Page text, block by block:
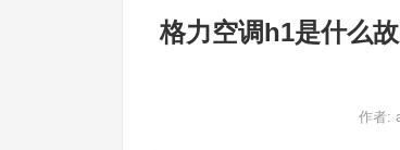
格力空调h1是什么
作者: